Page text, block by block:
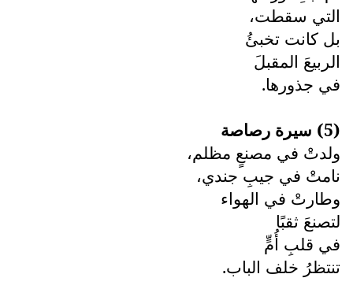
التي سقطت،
بل كانت تخبئُ
الربيعَ المقبلَ
في جذورها.
(5) سيرة رصاصة
ولدتْ في مصنعٍ مظلم،
نامتْ في جيبِ جندي،
وطارتْ في الهواء
لتصنعَ ثقبًا
في قلبِ أُمٍّ
تنتظرُ خلف الباب.